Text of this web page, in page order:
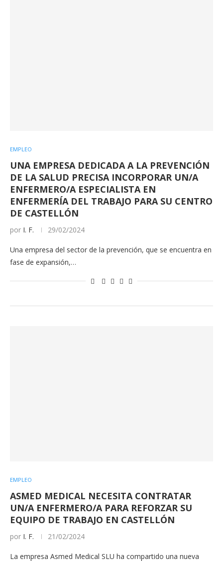
EMPLEO
UNA EMPRESA DEDICADA A LA PREVENCIÓN
DE LA SALUD PRECISA INCORPORAR UN/A
ENFERMERO/A ESPECIALISTA EN
ENFERMERÍA DEL TRABAJO PARA SU CENTRO
DE CASTELLÓN
por I. F. 29/02/2024
Una empresa del sector de la prevención, que se encuentra en
fase de expansión,…
EMPLEO
ASMED MEDICAL NECESITA CONTRATAR
UN/A ENFERMERO/A PARA REFORZAR SU
EQUIPO DE TRABAJO EN CASTELLÓN
por I. F. 21/02/2024
La empresa Asmed Medical SLU ha compartido una nueva